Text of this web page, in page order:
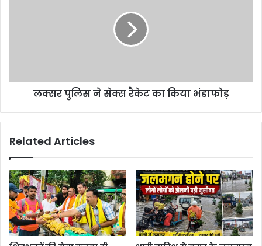
लक्सर पुलिस ने सेक्स रैकेट का किया भंडाफोड़
Related Articles